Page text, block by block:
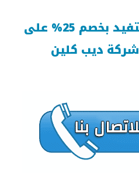
اتصل بنا الآن واستفيد بخصم 25% على
ديب كلين